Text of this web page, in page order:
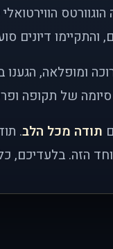
והתקיימו דיונים
ומופלאה,
של תקופה
תודה מכל הלב.
הזה. בלעדיכם,